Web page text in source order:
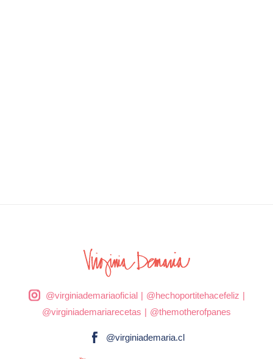
@virginiademariaoficial| @hechoportitehacefeliz |
@virginiademariarecetas | @themotherofpanes
@virginiademaria.cl